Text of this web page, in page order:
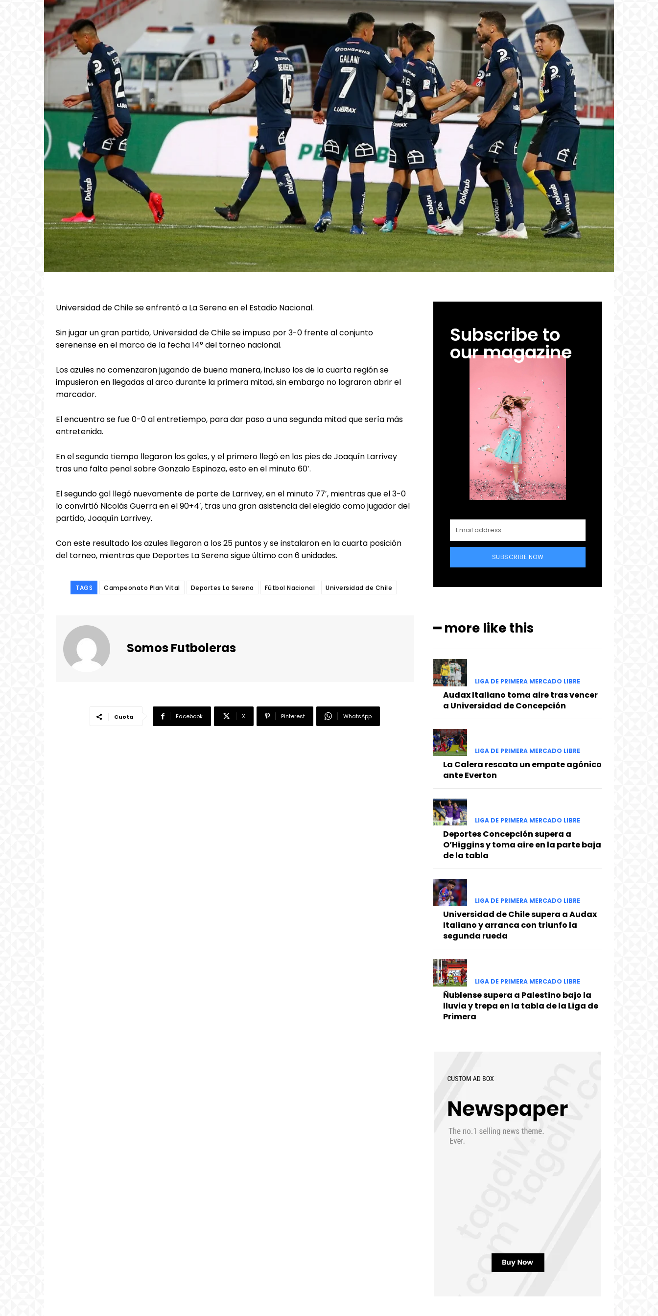
Universidad de Chile se enfrentó a La Serena en el Estadio Nacional.
Sin jugar un gran partido, Universidad de Chile se impuso por 3-0 frente al conjunto
serenense en el marco de la fecha 14° del torneo nacional.
Los azules no comenzaron jugando de buena manera, incluso los de la cuarta región se
impusieron en llegadas al arco durante la primera mitad, sin embargo no lograron abrir el
marcador.
El encuentro se fue 0-0 al entretiempo, para dar paso a una segunda mitad que sería más
entretenida.
En el segundo tiempo llegaron los goles, y el primero llegó en los pies de Joaquín Larrivey
tras una falta penal sobre Gonzalo Espinoza, esto en el minuto 60′.
El segundo gol llegó nuevamente de parte de Larrivey, en el minuto 77′, mientras que el 3-0
lo convirtió Nicolás Guerra en el 90+4′, tras una gran asistencia del elegido como jugador del
partido, Joaquín Larrivey.
Con este resultado los azules llegaron a los 25 puntos y se instalaron en la cuarta posición
del torneo, mientras que Deportes La Serena sigue último con 6 unidades.
TAGS Campeonato Plan Vital Deportes La Serena Fútbol Nacional Universidad de Chile
Somos Futboleras
Cuota Facebook X Pinterest WhatsApp
Subscribe to
our magazine
SUBSCRIBE NOW
━ more like this
LIGA DE PRIMERA MERCADO LIBRE
Audax Italiano toma aire tras vencer
a Universidad de Concepción
LIGA DE PRIMERA MERCADO LIBRE
La Calera rescata un empate agónico
ante Everton
LIGA DE PRIMERA MERCADO LIBRE
Deportes Concepción supera a
O’Higgins y toma aire en la parte baja
de la tabla
LIGA DE PRIMERA MERCADO LIBRE
Universidad de Chile supera a Audax
Italiano y arranca con triunfo la
segunda rueda
LIGA DE PRIMERA MERCADO LIBRE
Ñublense supera a Palestino bajo la
lluvia y trepa en la tabla de la Liga de
Primera